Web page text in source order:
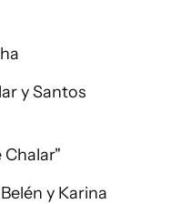
y Santos
y Karina